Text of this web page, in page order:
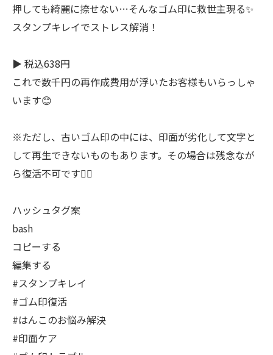
押しても綺麗に捺せない…そんなゴム印に救世主現る✨
スタンプキレイでストレス解消！
▶ 税込638円
これで数千円の再作成費用が浮いたお客様もいらっしゃ
います😊
※ただし、古いゴム印の中には、印面が劣化して文字と
して再生できないものもあります。その場合は残念なが
ら復活不可です🙇‍♂️
ハッシュタグ案
bash
コピーする
編集する
#スタンプキレイ
#ゴム印復活
#はんこのお悩み解決
#印面ケア